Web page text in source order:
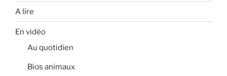
A lire
En vidéo
Au quotidien
Bios animaux